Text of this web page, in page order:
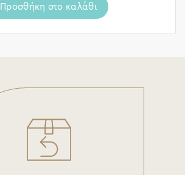
Προσθήκη στο καλάθι